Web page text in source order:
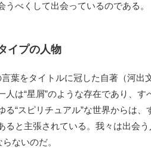
べくして出会っているのである。
イプの人物
葉をタイトルに冠した自著（河出
は“星屑”のような存在であり、す
“スピリチュアル”な世界からは、
と主張されている。我々は出会う
ないのだ。